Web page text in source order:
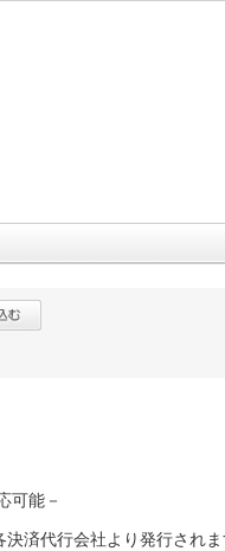
可能－
済代行会社より発行され